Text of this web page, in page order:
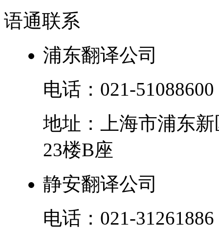
语通联系
浦东翻译公司
电话： 021-51088600
地址：
上海市浦东新
23楼B座
静安翻译公司
电话： 021-31261886